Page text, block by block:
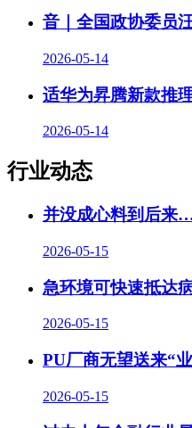
音｜全国政协委员
2026-05-14
适华为昇腾新款推
2026-05-14
行业动态
并没成心料到后来
2026-05-15
急环境可快速抵达
2026-05-15
PU厂商无望送来“
2026-05-15